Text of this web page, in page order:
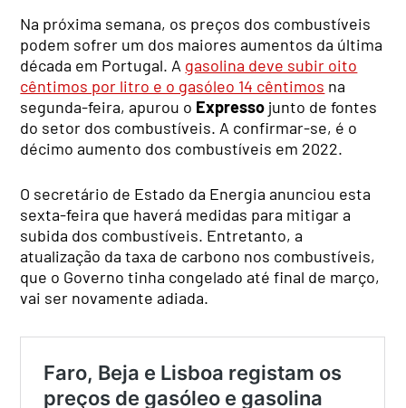
Na próxima semana, os preços dos combustíveis
podem sofrer um dos maiores aumentos da última
década em Portugal. A gasolina deve subir oito
cêntimos por litro e o gasóleo 14 cêntimos na
segunda-feira, apurou o Expresso junto de fontes
do setor dos combustíveis. A confirmar-se, é o
décimo aumento dos combustíveis em 2022.
O secretário de Estado da Energia anunciou esta
sexta-feira que haverá medidas para mitigar a
subida dos combustíveis. Entretanto, a
atualização da taxa de carbono nos combustíveis,
que o Governo tinha congelado até final de março,
vai ser novamente adiada.